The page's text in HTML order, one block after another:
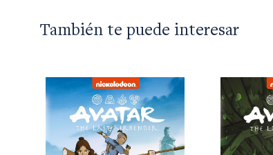
También te puede interesar